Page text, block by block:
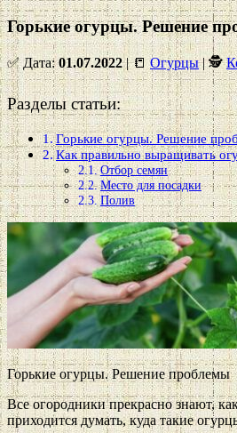
Горькие огурцы. Решение
✅ Дата:01.07.2022| 📒Огурцы| 🕵
Разделы статьи:
Горькие огурцы. Решение
Как правильно выращивать
Отбор семян
Место для посадки
Полив
Горькие огурцы. Решение проблемы
Все огородники прекрасно знают,
приходится думать, куда такие